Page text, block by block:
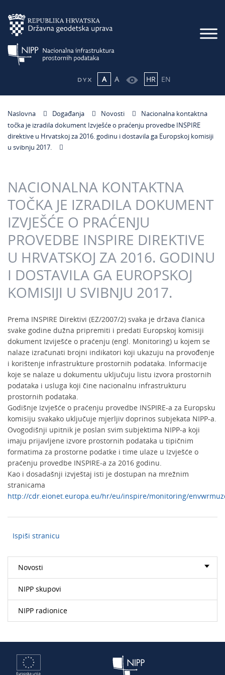
A A HR EN
Naslovna Događanja Novosti
Nacionalna kontaktna
točka je izradila dokument Izvješće o praćenju provedbe INSPIRE
direktive u Hrvatskoj za 2016. godinu i dostavila ga Europskoj komisiji
u svibnju 2017.
NACIONALNA KONTAKTNA
TOČKA JE IZRADILA DOKUMENT
IZVJEŠĆE O PRAĆENJU
PROVEDBE INSPIRE DIREKTIVE
U HRVATSKOJ ZA 2016. GODINU
I DOSTAVILA GA EUROPSKOJ
KOMISIJI U SVIBNJU 2017.
Prema INSPIRE Direktivi (EZ/2007/2) svaka je država članica
svake godine dužna pripremiti i predati Europskoj komisiji
dokument Izviješće o praćenju (engl. Monitoring) u kojem se
nalaze izračunati brojni indikatori koji ukazuju na provođenje
i korištenje infrastrukture prostornih podataka. Informacije
koje se nalaze u dokumentu uključuju listu izvora prostornih
podataka i usluga koji čine nacionalnu infrastrukturu
prostornih podataka.
Godišnje Izvješće o praćenju provedbe INSPIRE-a za Europsku
komisiju svakako uključuje mjerljiv doprinos subjekata NIPP-a.
Ovogodišnji upitnik je poslan svim subjektima NIPP-a koji
imaju prijavljene izvore prostornih podataka u tipičnim
formatima za prostorne podatke i time ulaze u Izvješće o
praćenju provedbe INSPIRE-a za 2016 godinu.
Kao i dosadašnji izvještaj isti je dostupan na mrežnim
stranicama
http://cdr.eionet.europa.eu/hr/eu/inspire/monitoring/
Ispiši stranicu
Novosti
NIPP skupovi
NIPP radionice